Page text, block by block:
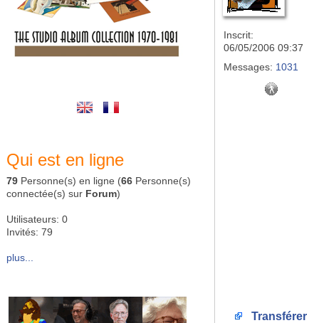
Qui est en ligne
79 Personne(s) en ligne (66 Personne(s)
connectée(s) sur Forum)
Utilisateurs: 0
Invités: 79
plus...
Inscrit:
06/05/2006 09:37
Messages: 1031
Transférer